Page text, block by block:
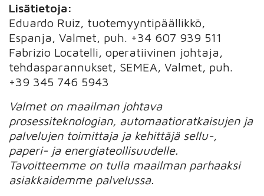
Lisätietoja:
Eduardo Ruiz, tuotemyyntipäällikkö,
Espanja, Valmet, puh. +34 607 939 511
Fabrizio Locatelli, operatiivinen johtaja,
tehdasparannukset, SEMEA, Valmet, puh.
+39 345 746 5943
Valmet on maailman johtava
prosessiteknologian, automaatioratkaisujen ja
palvelujen toimittaja ja kehittäjä sellu-,
paperi- ja energiateollisuudelle.
Tavoitteemme on tulla maailman parhaaksi
asiakkaidemme palvelussa.